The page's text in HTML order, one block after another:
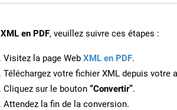
XML en PDF, veuillez suivre ces étapes :
Visitez la page Web XML en PDF.
Téléchargez votre fichier XML depuis votre
Cliquez sur le bouton “Convertir”.
Attendez la fin de la conversion.